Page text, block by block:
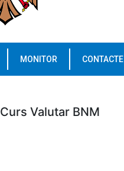
MONITOR CONTACTE
Curs Valutar BNM